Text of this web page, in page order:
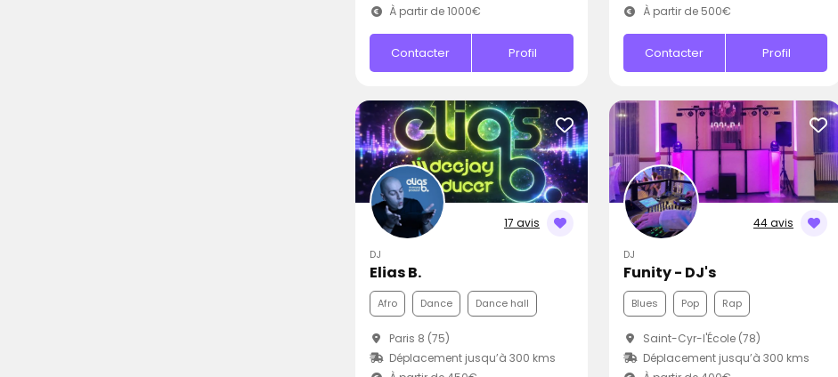
À partir de 1000€
Contacter Profil
À partir de 500€
Contacter Profil
17 avis
DJ
Elias B.
Afro Dance Dance hall
Paris 8 (75)
Déplacement jusqu’à 300 kms
44 avis
DJ
Funity - DJ's
Blues Pop Rap
Saint-Cyr-l'École (78)
Déplacement jusqu’à 300 kms